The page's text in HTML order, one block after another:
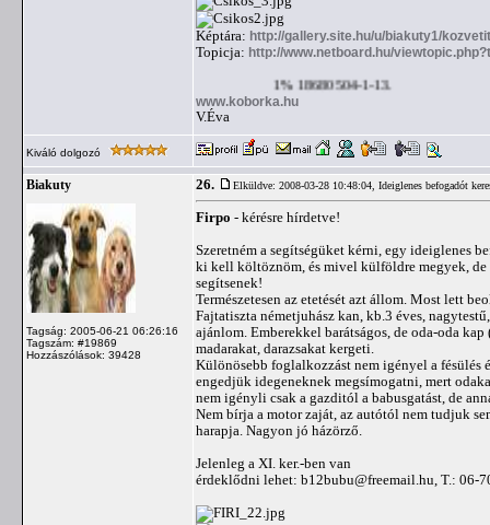
Képtára: http://gallery.site.hu/u/biakuty1/
Topicja: http://www.netboard.hu/
1% 18680504-1-13.
www.koborka.hu
V.Éva
Kiváló dolgozó
Biakuty
Tagság: 2005-06-21 06:26:16
Tagszám: #19869
Hozzászólások: 39428
26. Elküldve: 2008-03-28 10:48:04, Ideiglenes befogadót
Firpo - kérésre hírdetve!
Szeretném a segítségüket kérni, egy ideiglenes
ki kell költöznöm, és mivel külföldre megyek,
segítsenek!
Természetesen az etetését azt állom. Most lett
Fajtatiszta németjuhász kan, kb.3 éves,
ajánlom. Emberekkel barátságos, de oda-oda
madarakat, darazsakat kergeti.
Különösebb foglalkozzást nem igényel a
engedjük idegeneknek megsímogatni, mert
nem igényli csak a gazditól a babusgatást, de
Nem bírja a motor zaját, az autótól nem tudjuk
harapja. Nagyon jó házörző.
Jelenleg a XI. ker.-ben van
érdeklődni lehet: b12bubu@freemail.hu , T.: 06-